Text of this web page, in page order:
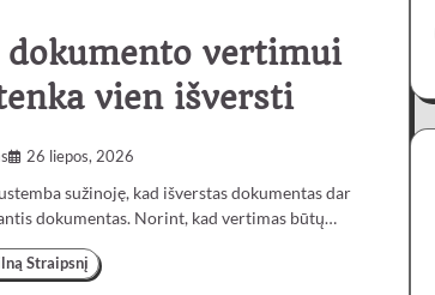
dokumento vertimui
vien išversti
26 liepos, 2026
sužinoję, kad išverstas dokumentas dar
dokumentas. Norint, kad vertimas būtų…
Straipsnį